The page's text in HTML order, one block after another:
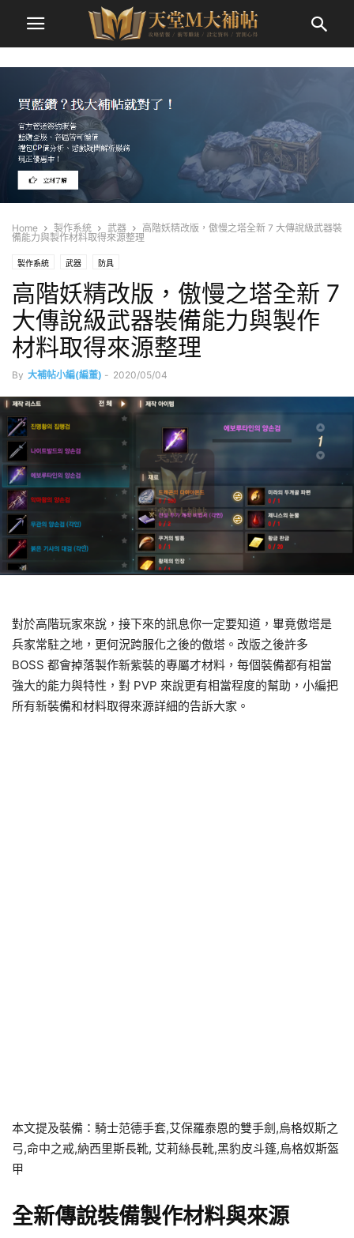
Home 製作系統 武器
高階妖精改版，傲慢之塔全新 7 大傳說級武器裝
備能力與製作材料取得來源整理
製作系統 武器 防具
高階妖精改版，傲慢之塔全新 7
大傳說級武器裝備能力與製作
材料取得來源整理
By 大補帖小編(編董) - 2020/05/04
對於高階玩家來說，接下來的訊息你一定要知道，畢竟傲塔是
兵家常駐之地，更何況跨服化之後的傲塔。改版之後許多
BOSS 都會掉落製作新紫裝的專屬才材料，每個裝備都有相當
強大的能力與特性，對 PVP 來說更有相當程度的幫助，小編把
所有新裝備和材料取得來源詳細的告訴大家。
本文提及裝備：騎士范德手套,艾保羅泰恩的雙手劍,烏格奴斯之
弓,命中之戒,納西里斯長靴, 艾莉絲長靴,黑豹皮斗篷,烏格奴斯盔
甲
全新傳說裝備製作材料與來源